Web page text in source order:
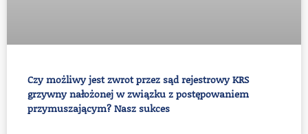
Czy możliwy jest zwrot przez sąd rejestrowy KRS
grzywny nałożonej w związku z postępowaniem
przymuszającym? Nasz sukces